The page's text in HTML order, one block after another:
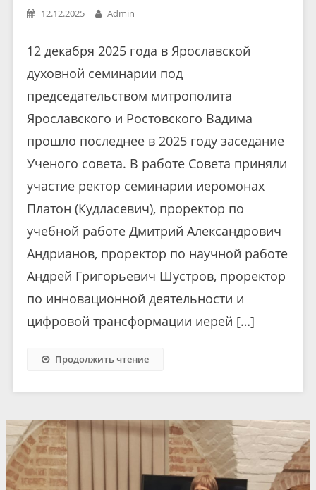
12.12.2025 Admin
12 декабря 2025 года в Ярославской
духовной семинарии под
председательством митрополита
Ярославского и Ростовского Вадима
прошло последнее в 2025 году заседание
Ученого совета. В работе Совета приняли
участие ректор семинарии иеромонах
Платон (Кудласевич), проректор по
учебной работе Дмитрий Александрович
Андрианов, проректор по научной работе
Андрей Григорьевич Шустров, проректор
по инновационной деятельности и
цифровой трансформации иерей […]
Продолжить чтение